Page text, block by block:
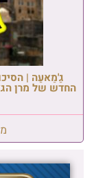
גַ'מַאעַה |
החדש של מרן